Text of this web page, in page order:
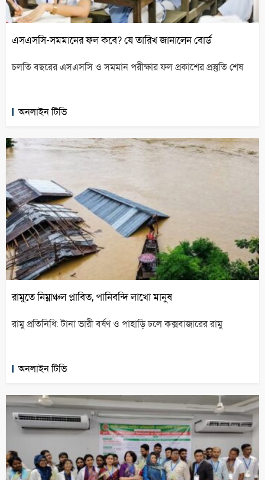
এসএসসি-সমমানের ফল কবে? যে তারিখ জানালেন বোর্ড
চলতি বছরের এসএসসি ও সমমান পরীক্ষার ফল প্রকাশের প্রস্তুতি শেষ
অনলাইন টিভি
রামুতে নিম্নাঞ্চল প্লাবিত, পানিবন্দি লাখো মানুষ
রামু প্রতিনিধি: টানা ভারী বর্ষণ ও পাহাড়ি ঢলে কক্সবাজারের রামু
অনলাইন টিভি